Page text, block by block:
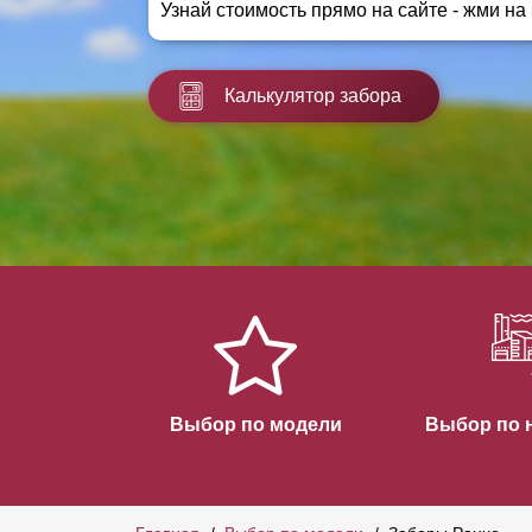
Заборы для дачи
Заборы и ограждения для школ
Забор на участок 10 соток
Узнай стоимость прямо на сайте - жми на
Калькулятор забора
Выбор по модели Выбор по